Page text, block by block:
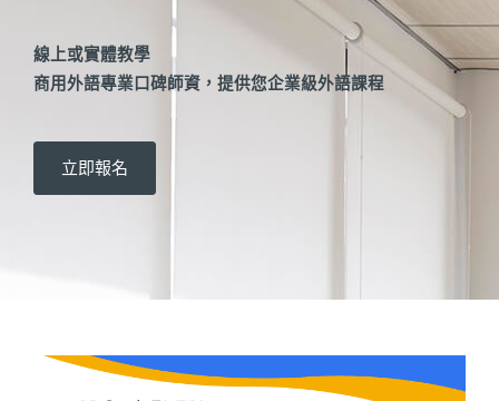
線上或實體教學
商用外語專業口碑師資，提供您企業級外語課程
立即報名